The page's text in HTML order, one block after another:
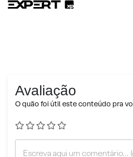
Avaliação
O quão foi útil este conteúdo pra